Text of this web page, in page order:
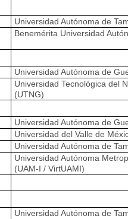
Universidad Autónoma de
Benemérita Universidad
Universidad Autónoma de
Universidad Tecnológica del
(UTNG)
Universidad Autónoma de
Universidad del Valle de
Universidad Autónoma de
Universidad Autónoma
(UAM-I / VirtUAMI)
Universidad Autónoma de